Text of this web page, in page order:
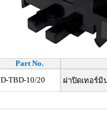
Part No.
D-TBD-10/20
ฝาปิดเทอร์มิ